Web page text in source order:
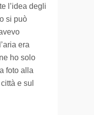
l’idea degli
si può
era
ho solo
foto alla
e sul